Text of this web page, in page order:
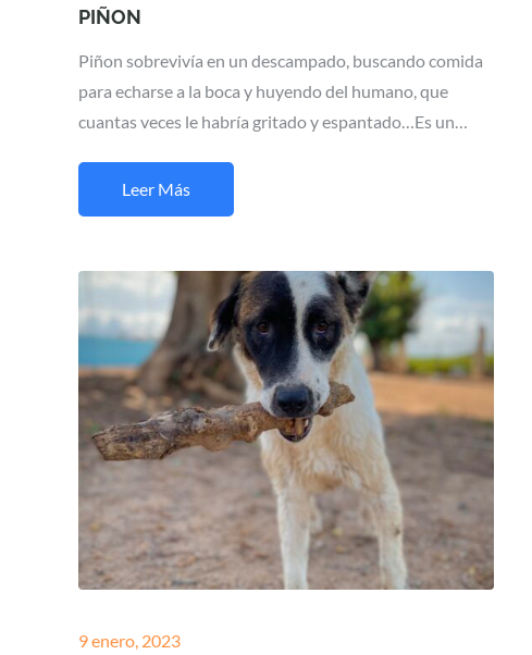
on
PIÑON
Piñon sobrevivía en un descampado, buscando comida
para echarse a la boca y huyendo del humano, que
cuantas veces le habría gritado y espantado…Es un…
Leer Más
Posted
9 enero, 2023